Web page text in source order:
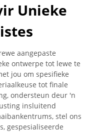
Unieke
aangepaste
ontwerpe tot lewe te
jou om spesifieke
tot finale
ondersteun deur 'n
insluitend
stel ons
gespesialiseerde